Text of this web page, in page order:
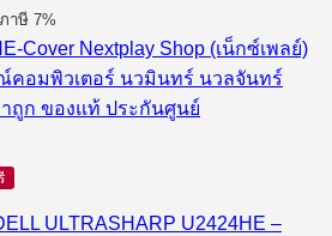
฿.
าษี 7%
ULTRASHARP U2424HE –